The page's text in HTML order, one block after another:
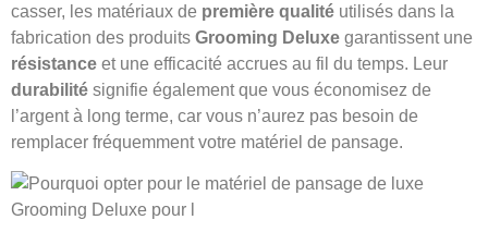
casser, les matériaux de première qualité utilisés dans la
fabrication des produits Grooming Deluxe garantissent une
résistance et une efficacité accrues au fil du temps. Leur
durabilité signifie également que vous économisez de
l’argent à long terme, car vous n’aurez pas besoin de
remplacer fréquemment votre matériel de pansage.